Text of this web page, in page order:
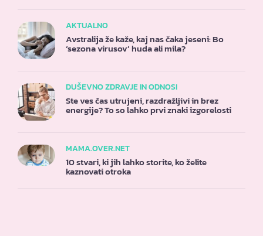
AKTUALNO
Avstralija že kaže, kaj nas čaka jeseni: Bo
‘sezona virusov’ huda ali mila?
DUŠEVNO ZDRAVJE IN ODNOSI
Ste ves čas utrujeni, razdražljivi in brez
energije? To so lahko prvi znaki izgorelosti
MAMA.OVER.NET
10 stvari, ki jih lahko storite, ko želite
kaznovati otroka